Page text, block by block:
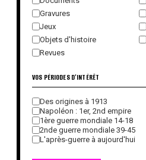
Gravures
Jeux
Objets d'histoire
Revues
VOS PÉRIODES D'INTÉRÊT
Des origines à 1913
Napoléon : 1er, 2nd empire
1ère guerre mondiale 14-18
2nde guerre mondiale 39-45
L'après-guerre à aujourd'hui